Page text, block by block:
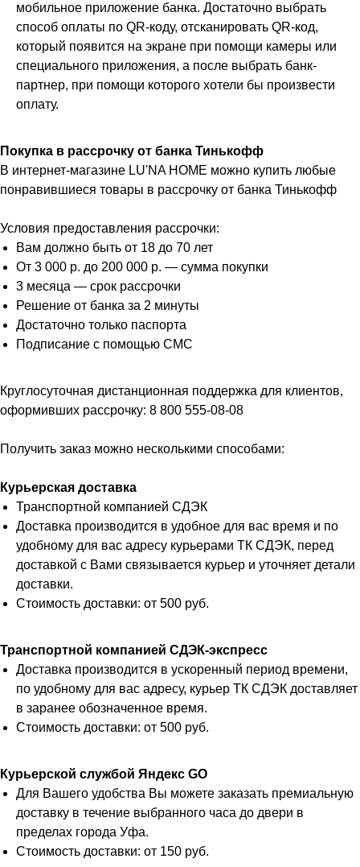
мобильное приложение банка. Достаточно выбрать
способ оплаты по QR-коду, отсканировать QR-код,
который появится на экране при помощи камеры или
специального приложения, а после выбрать банк-
партнер, при помощи которого хотели бы произвести
оплату.
Покупка в рассрочку от банка Тинькофф
В интернет-магазине LU'NA HOME можно купить любые
понравившиеся товары в рассрочку от банка Тинькофф
Условия предоставления рассрочки:
Вам должно быть от 18 до 70 лет
От 3 000 р. до 200 000 р. — сумма покупки
3 месяца — срок рассрочки
Решение от банка за 2 минуты
Достаточно только паспорта
Подписание с помощью СМС
Круглосуточная дистанционная поддержка для клиентов,
оформивших рассрочку: 8 800 555-08-08
Получить заказ можно несколькими способами:
Курьерская доставка
Транспортной компанией СДЭК
Доставка производится в удобное для вас время и по
удобному для вас адресу курьерами ТК СДЭК, перед
доставкой с Вами связывается курьер и уточняет детали
доставки.
Стоимость доставки: от 500 руб.
Транспортной компанией СДЭК-экспресс
Доставка производится в ускоренный период времени,
по удобному для вас адресу, курьер ТК СДЭК доставляет
в заранее обозначенное время.
Стоимость доставки: от 500 руб.
Курьерской службой Яндекс GO
Для Вашего удобства Вы можете заказать премиальную
доставку в течение выбранного часа до двери в
пределах города Уфа.
Стоимость доставки: от 150 руб.